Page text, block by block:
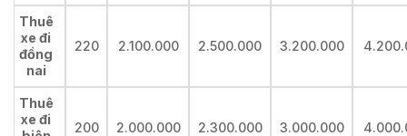
Thuê
xe đi
đồng
nai
220 2.100.000 2.500.000 3.200.000
Thuê
xe đi
200 2.000.000 2.300.000 3.000.000